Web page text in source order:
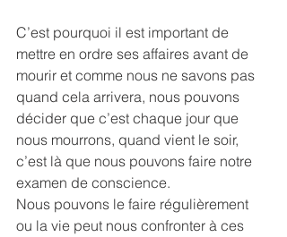
C’est pourquoi il est important de
mettre en ordre ses affaires avant de
mourir et comme nous ne savons pas
quand cela arrivera, nous pouvons
décider que c’est chaque jour que
nous mourrons, quand vient le soir,
c’est là que nous pouvons faire notre
examen de conscience.
Nous pouvons le faire régulièrement
ou la vie peut nous confronter à ces